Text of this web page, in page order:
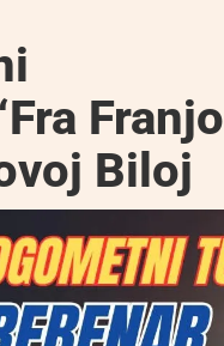
Franjo
Biloj